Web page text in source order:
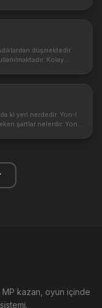
düşmektedir.
Kolay
ki yeri nerdedir. Yon-I
şartlar nelerdir. Yon-I
kazan, oyun içinde